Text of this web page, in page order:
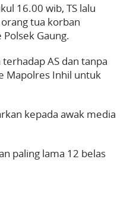
16.00 wib, TS lalu
tua korban
Gaung.
AS dan tanpa
Mapolres Inhil untuk
kepada awak media
paling lama 12 belas